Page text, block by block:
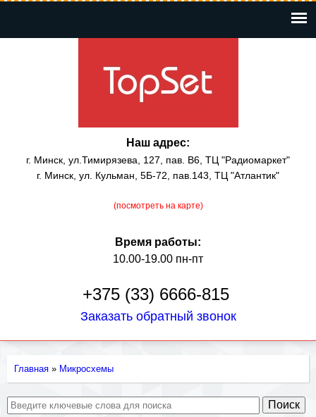
содержанию
Наш адрес:
г. Минск, ул.Тимирязева, 127, пав. В6, ТЦ "Радиомаркет"
г. Минск, ул. Кульман, 5Б-72, пав.143, ТЦ "Атлантик"
(посмотреть на карте)
Время работы:
10.00-19.00 пн-пт
+375 (33) 6666-815
Заказать обратный звонок
Вы
здесь
Главная » Микросхемы